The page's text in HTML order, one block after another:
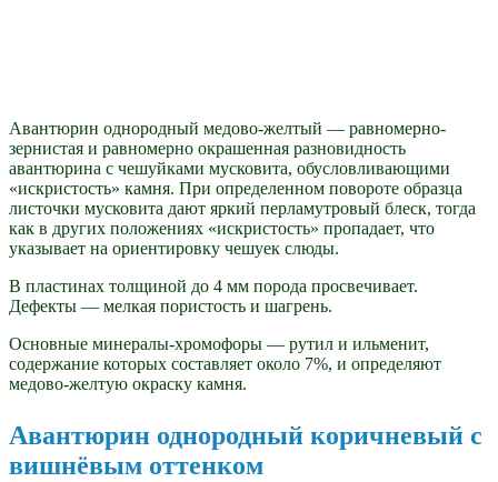
Авантюрин однородный медово-желтый — равномерно-
зернистая и равномерно окрашенная разновидность
авантюрина с чешуйками мусковита, обусловливающими
«искристость» камня. При определенном повороте образца
листочки мусковита дают яркий перламутровый блеск, тогда
как в других положениях «искристость» пропадает, что
указывает на ориентировку чешуек слюды.
В пластинах толщиной до 4 мм порода просвечивает.
Дефекты — мелкая пористость и шагрень.
Основные минералы-хромофоры — рутил и ильменит,
содержание которых составляет около 7%, и определяют
медово-желтую окраску камня.
Авантюрин однородный коричневый с
вишнёвым оттенком